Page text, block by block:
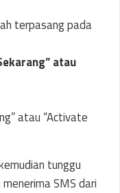
terpasang pada
atau
tunggu
SMS dari